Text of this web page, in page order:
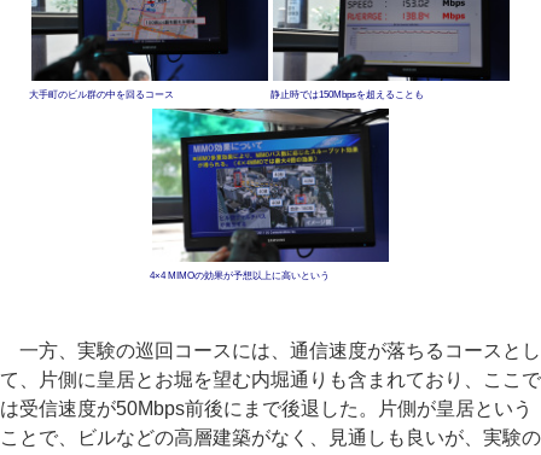
大手町のビル群の中を回るコース 静止時では150Mbpsを超えることも
4×4 MIMOの効果が予想以上に高いという
一方、実験の巡回コースには、通信速度が落ちるコースとし
て、片側に皇居とお堀を望む内堀通りも含まれており、ここで
は受信速度が50Mbps前後にまで後退した。片側が皇居という
ことで、ビルなどの高層建築がなく、見通しも良いが、実験の